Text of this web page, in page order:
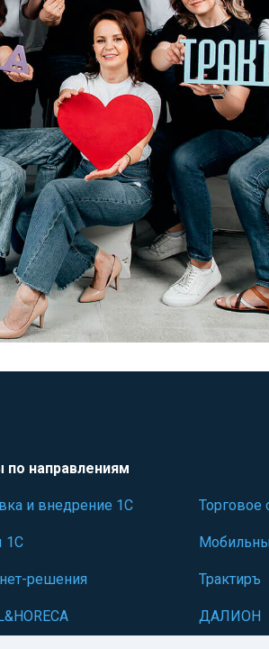
по направлениям
и внедрение 1С Торговое
1С
решения Трактиръ
ДАЛИОН